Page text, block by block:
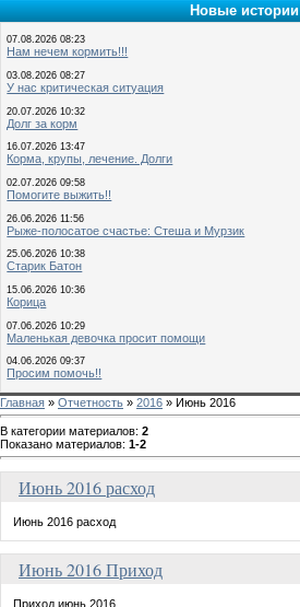
Новые истории
07.08.2026 08:23
Нам нечем кормить!!!
03.08.2026 08:27
У нас критическая ситуация
20.07.2026 10:32
Долг за корм
16.07.2026 13:47
Корма, крупы, лечение. Долги
02.07.2026 09:58
Помогите выжить!!
26.06.2026 11:56
Рыже-полосатое счастье: Стеша и Мурзик
25.06.2026 10:38
Старик Батон
15.06.2026 10:36
Корица
07.06.2026 10:29
Маленькая девочка просит помощи
04.06.2026 09:37
Просим помочь!!
Главная » Отчетность » 2016 » Июнь 2016
В категории материалов: 2
Показано материалов: 1-2
Июнь 2016 расход
Июнь 2016 расход
Июнь 2016 Приход
Приход июнь 2016